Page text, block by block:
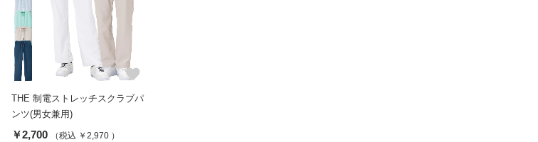
favorite
THE 制電ストレッチスクラブパ
ンツ(男女兼用)
￥2,700 （税込 ￥2,970 ）